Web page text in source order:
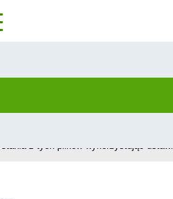
poziomie, serwis GPI
z tych plików wykorzystując
Transakcyjne